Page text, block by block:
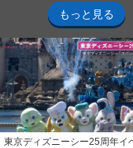
もっと見る
東京ディズニーシー25周年イ